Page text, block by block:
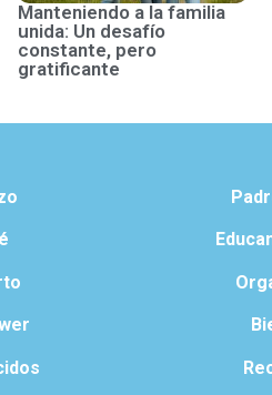
Manteniendo a la familia
unida: Un desafío
constante, pero
gratificante